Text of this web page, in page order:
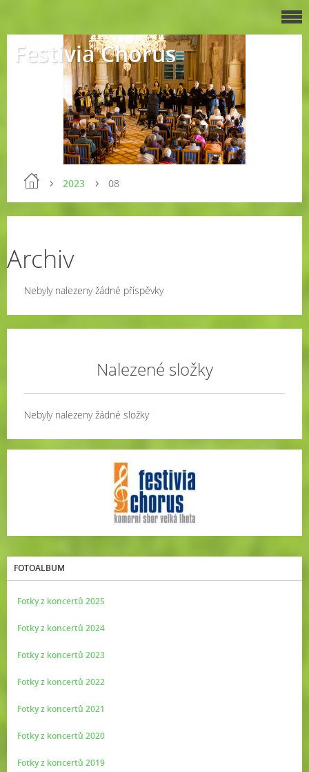
Festivia Chorus
2023 08
Archiv
Nebyly nalezeny žádné příspěvky
Nalezené složky
Nebyly nalezeny žádné složky
FOTOALBUM
Fotky z koncertů 2025
Fotky z koncertů 2024
Fotky z koncertů 2023
Fotky z koncertů 2022
Fotky z koncertů 2021
Fotky z koncertů 2020
Fotky z koncertů 2019